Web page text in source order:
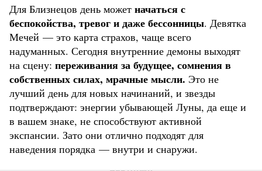
Для Близнецов день может начаться с
беспокойства, тревог и даже бессонницы. Девятка
Мечей — это карта страхов, чаще всего
надуманных. Сегодня внутренние демоны выходят
на сцену: переживания за будущее, сомнения в
собственных силах, мрачные мысли. Это не
лучший день для новых начинаний, и звезды
подтверждают: энергии убывающей Луны, да еще и
в вашем знаке, не способствуют активной
экспансии. Зато они отлично подходят для
наведения порядка — внутри и снаружи.